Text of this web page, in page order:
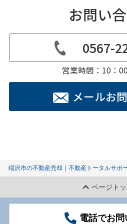
お問い
0567-
営業時間：10：
メールお
稲沢市の不動産売却｜不動産トータルサポ
ページト
電話でお